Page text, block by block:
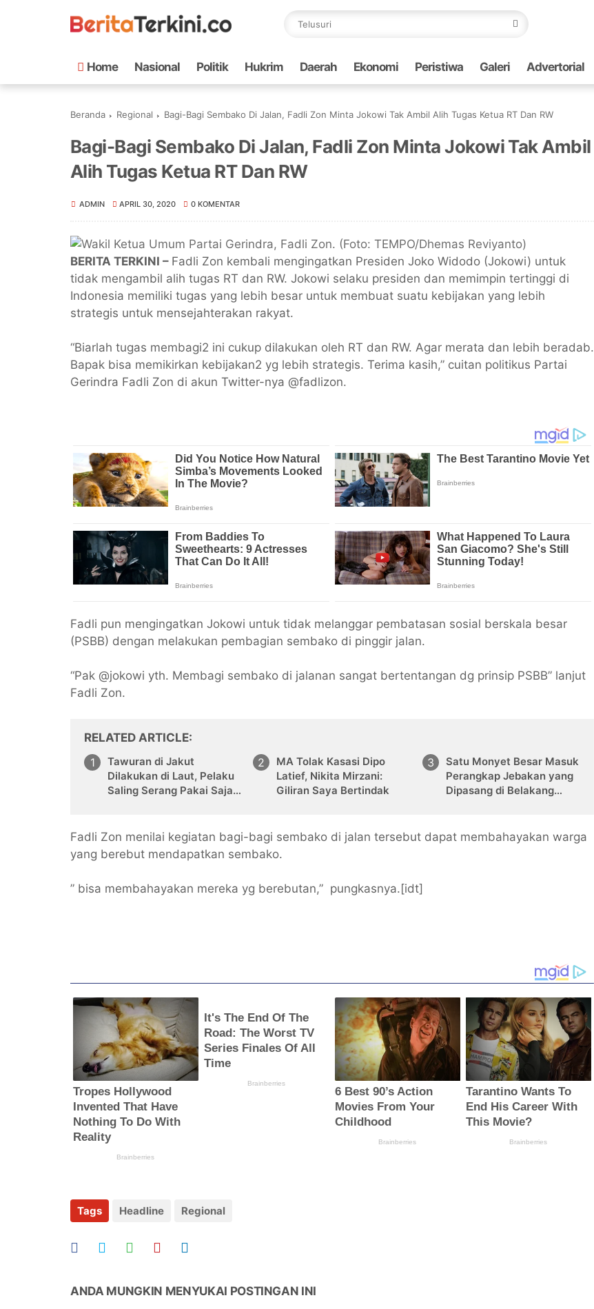
Home Nasional Politik Hukrim Daerah Ekonomi Peristiwa Galeri Advertorial
Beranda Regional Bagi-Bagi Sembako Di Jalan, Fadli Zon Minta Jokowi Tak Ambil Alih Tugas Ketua RT Dan RW
Bagi-Bagi Sembako Di Jalan, Fadli Zon Minta Jokowi Tak Ambil
Alih Tugas Ketua RT Dan RW
ADMIN APRIL 30, 2020 0 KOMENTAR
BERITA TERKINI – Fadli Zon kembali mengingatkan Presiden Joko Widodo (Jokowi) untuk
tidak mengambil alih tugas RT dan RW. Jokowi selaku presiden dan memimpin tertinggi di
Indonesia memiliki tugas yang lebih besar untuk membuat suatu kebijakan yang lebih
strategis untuk mensejahterakan rakyat.
“Biarlah tugas membagi2 ini cukup dilakukan oleh RT dan RW. Agar merata dan lebih beradab.
Bapak bisa memikirkan kebijakan2 yg lebih strategis. Terima kasih,” cuitan politikus Partai
Gerindra Fadli Zon di akun Twitter-nya @fadlizon.
Fadli pun mengingatkan Jokowi untuk tidak melanggar pembatasan sosial berskala besar
(PSBB) dengan melakukan pembagian sembako di pinggir jalan.
“Pak @jokowi yth. Membagi sembako di jalanan sangat bertentangan dg prinsip PSBB” lanjut
Fadli Zon.
RELATED ARTICLE
Tawuran di Jakut
Dilakukan di Laut, Pelaku
Saling Serang Pakai Sajam
MA Tolak Kasasi Dipo
Latief, Nikita Mirzani:
Giliran Saya Bertindak
Satu Monyet Besar Masuk
Perangkap Jebakan yang
Dipasang di Belakang
Fadli Zon menilai kegiatan bagi-bagi sembako di jalan tersebut dapat membahayakan warga
yang berebut mendapatkan sembako.
” bisa membahayakan mereka yg berebutan,” pungkasnya.[idt]
Tags Headline Regional
ANDA MUNGKIN MENYUKAI POSTINGAN INI